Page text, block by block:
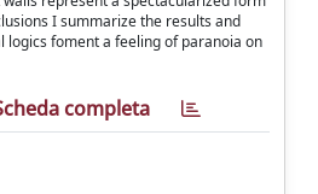
I summarize the results and
logics foment a feeling of paranoia on
completa